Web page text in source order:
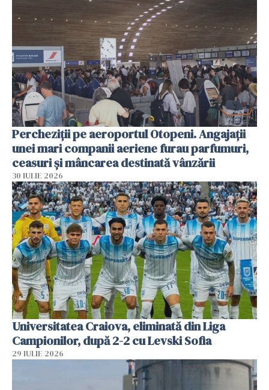
Percheziții pe aeroportul Otopeni. Angajații
unei mari companii aeriene furau parfumuri,
ceasuri și mâncarea destinată vânzării
30 IULIE 2026
Universitatea Craiova, eliminată din Liga
Campionilor, după 2-2 cu Levski Sofia
29 IULIE 2026